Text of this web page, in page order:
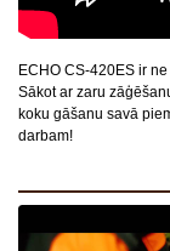
ECHO CS-420ES ir
Sākot ar zaru
koku gāšanu savā
darbam!